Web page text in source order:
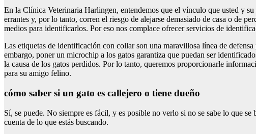
En la Clínica Veterinaria Harlingen, entendemos que el vínculo que usted y
errantes y, por lo tanto, corren el riesgo de alejarse demasiado de casa o de
medios para identificarlos. Por eso nos complace ofrecer servicios de
Las etiquetas de identificación con collar son una maravillosa línea de
embargo, poner un microchip a los gatos garantiza que puedan ser
la causa de los gatos perdidos. Por lo tanto, queremos proporcionarle
para su amigo felino.
cómo saber si un gato es callejero o tiene dueño
Sí, se puede. No siempre es fácil, y es posible no verlo si no se sabe lo que
cuenta de lo que estás buscando.